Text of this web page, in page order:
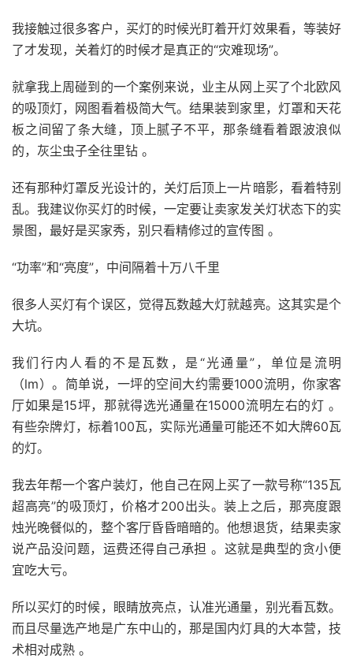
我接触过很多客户，买灯的时候光盯着开灯效果看，等装好
了才发现，关着灯的时候才是真正的“灾难现场”。
就拿我上周碰到的一个案例来说，业主从网上买了个北欧风
的吸顶灯，网图看着极简大气。结果装到家里，灯罩和天花
板之间留了条大缝，顶上腻子不平，那条缝看着跟波浪似
的，灰尘虫子全往里钻 。
还有那种灯罩反光设计的，关灯后顶上一片暗影，看着特别
乱。我建议你买灯的时候，一定要让卖家发关灯状态下的实
景图，最好是买家秀，别只看精修过的宣传图 。
“功率”和“亮度”，中间隔着十万八千里
很多人买灯有个误区，觉得瓦数越大灯就越亮。这其实是个
大坑。
我们行内人看的不是瓦数，是“光通量”，单位是流明
（lm）。简单说，一坪的空间大约需要1000流明，你家客
厅如果是15坪，那就得选光通量在15000流明左右的灯 。
有些杂牌灯，标着100瓦，实际光通量可能还不如大牌60瓦
的灯。
我去年帮一个客户装灯，他自己在网上买了一款号称“135瓦
超高亮”的吸顶灯，价格才200出头。装上之后，那亮度跟
烛光晚餐似的，整个客厅昏昏暗暗的。他想退货，结果卖家
说产品没问题，运费还得自己承担 。这就是典型的贪小便
宜吃大亏。
所以买灯的时候，眼睛放亮点，认准光通量，别光看瓦数。
而且尽量选产地是广东中山的，那是国内灯具的大本营，技
术相对成熟 。